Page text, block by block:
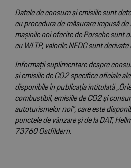
Datele de consum și emisiile sunt
cu procedura de măsurare impusă
mașinile noi oferite de Porsche sunt
cu WLTP, valorile NEDC sunt
Informații suplimentare despre
și emisiile de CO2 specifice oficiale
disponibile în publicația intitulată
combustibil, emisiile de CO2 și
autoturismelor noi”, care este
punctele de vânzare și de la DAT,
73760 Ostfildern.